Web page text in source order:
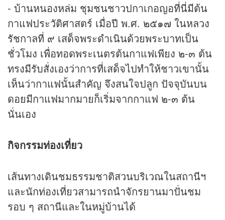
- บ้านหนองหล่ม ชุมชนชาวปกาเกอญอที่นี่มีต้น
กาแฟประวัติศาสตร์ เมื่อปี พ.ศ. ๒๕๑๗ ในหลวง
รัชกาลที่ ๙ เสด็จพระดำเนินด้วยพระบาทเป็น
ชั่วโมง เพื่อทอดพระเนตรต้นกาแฟเพียง ๒-๓ ต้น
ทรงมีรับสั่งเองว่าการที่เสด็จไปทำให้ชาวเขานั้น
เห็นว่ากาแฟนั้นสำคัญ จึงสนใจปลูก ปัจจุบันบน
ดอยมีกาแฟมากมายก็เริ่มจากกาแฟ ๒-๓ ต้น
นั่นเอง
กิจกรรมท่องเที่ยว
เส้นทางเดินชมธรรมชาติสวนบริเวณในสถานีฯ
และนักท่องเที่ยวสามารถนำจักรยานมาปั่นชม
รอบ ๆ สถานีและในหมู่บ้านได้